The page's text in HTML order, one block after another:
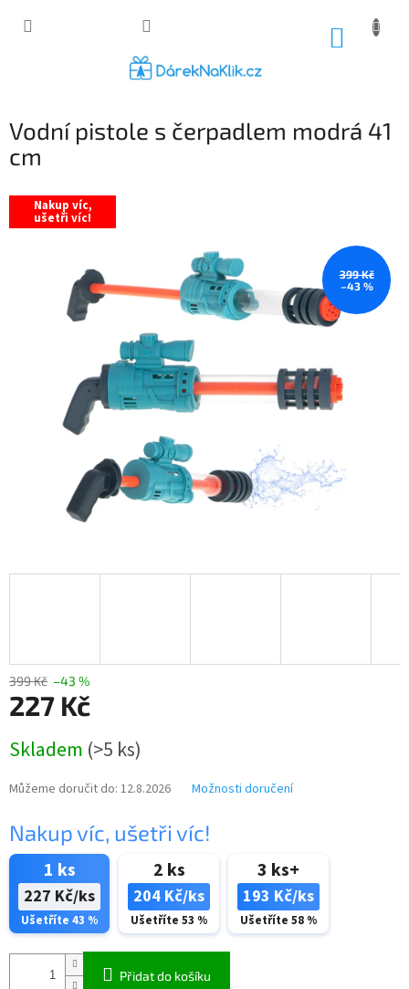
Vodní pistole s čerpadlem modrá 41
cm
Nakup víc,
ušetři víc!
399 Kč
–43 %
399 Kč –43 %
227 Kč
cena:
Skladem (>5 ks)
Můžeme doručit do: 12.8.2026 Možnosti doručení
Nakup víc, ušetři víc!
1 ks
227 Kč/ks
Ušetříte 43 %
2 ks
204 Kč/ks
Ušetříte 53 %
3 ks+
193 Kč/ks
Ušetříte 58 %
Přidat do košíku